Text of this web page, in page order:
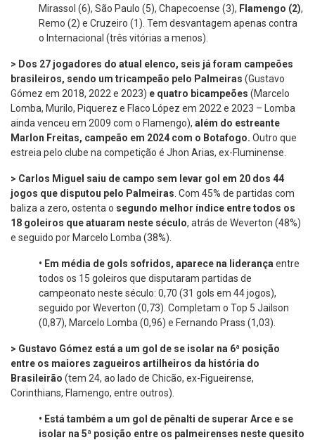
Mirassol (6), São Paulo (5), Chapecoense (3), Flamengo (2),
Remo (2) e Cruzeiro (1). Tem desvantagem apenas contra
o Internacional (três vitórias a menos).
> Dos 27 jogadores do atual elenco, seis já foram campeões
brasileiros, sendo um tricampeão pelo Palmeiras (Gustavo
Gómez em 2018, 2022 e 2023) e quatro bicampeões (Marcelo
Lomba, Murilo, Piquerez e Flaco López em 2022 e 2023 – Lomba
ainda venceu em 2009 com o Flamengo), além do estreante
Marlon Freitas, campeão em 2024 com o Botafogo. Outro que
estreia pelo clube na competição é Jhon Arias, ex-Fluminense.
> Carlos Miguel saiu de campo sem levar gol em 20 dos 44
jogos que disputou pelo Palmeiras . Com 45% de partidas com
baliza a zero, ostenta o segundo melhor índice entre todos os
18 goleiros que atuaram neste século, atrás de Weverton (48%)
e seguido por Marcelo Lomba (38%).
• Em média de gols sofridos, aparece na liderança entre
todos os 15 goleiros que disputaram partidas de
campeonato neste século: 0,70 (31 gols em 44 jogos),
seguido por Weverton (0,73). Completam o Top 5 Jailson
(0,87), Marcelo Lomba (0,96) e Fernando Prass (1,03).
> Gustavo Gómez está a um gol de se isolar na 6ª posição
entre os maiores zagueiros artilheiros da história do
Brasileirão (tem 24, ao lado de Chicão, ex-Figueirense,
Corinthians, Flamengo, entre outros).
• Está também a um gol de pênalti de superar Arce e se
isolar na 5ª posição entre os palmeirenses neste quesito